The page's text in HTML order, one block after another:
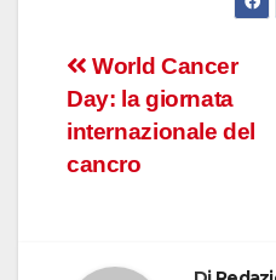
articoli
World Cancer
Day: la giornata
internazionale del
cancro